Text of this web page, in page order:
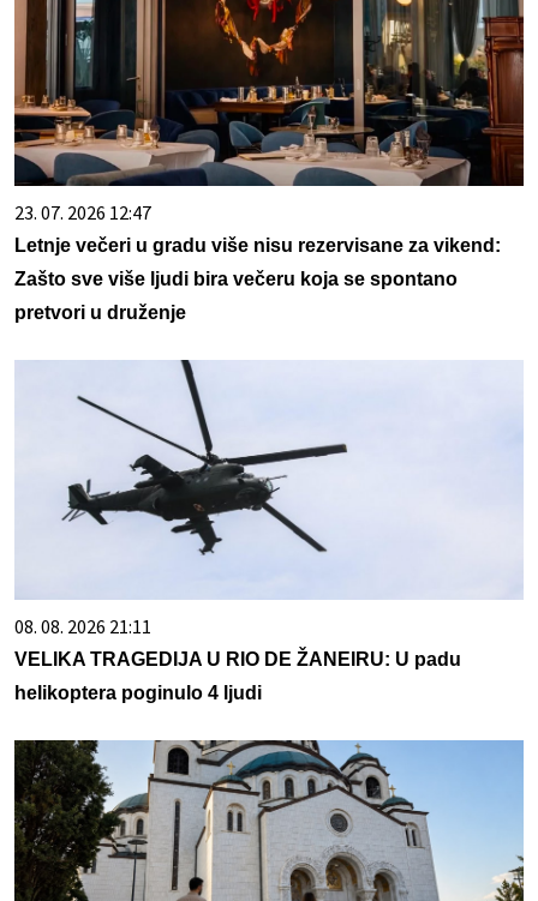
23. 07. 2026 12:47
Letnje večeri u gradu više nisu rezervisane za vikend:
Zašto sve više ljudi bira večeru koja se spontano
pretvori u druženje
08. 08. 2026 21:11
VELIKA TRAGEDIJA U RIO DE ŽANEIRU: U padu
helikoptera poginulo 4 ljudi